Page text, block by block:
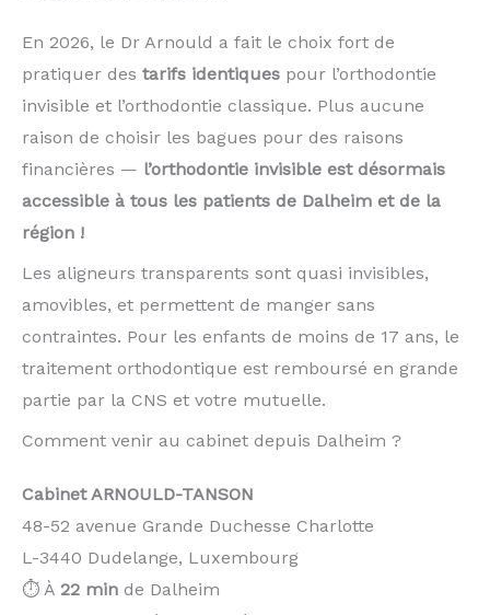
En 2026, le Dr Arnould a fait le choix fort de
pratiquer des tarifs identiques pour l’orthodontie
invisible et l’orthodontie classique. Plus aucune
raison de choisir les bagues pour des raisons
financières — l’orthodontie invisible est désormais
accessible à tous les patients de Dalheim et de la
région !
Les aligneurs transparents sont quasi invisibles,
amovibles, et permettent de manger sans
contraintes. Pour les enfants de moins de 17 ans, le
traitement orthodontique est remboursé en grande
partie par la CNS et votre mutuelle.
Comment venir au cabinet depuis Dalheim ?
Cabinet ARNOULD-TANSON
48-52 avenue Grande Duchesse Charlotte
L-3440 Dudelange, Luxembourg
⏱️ À 22 min de Dalheim